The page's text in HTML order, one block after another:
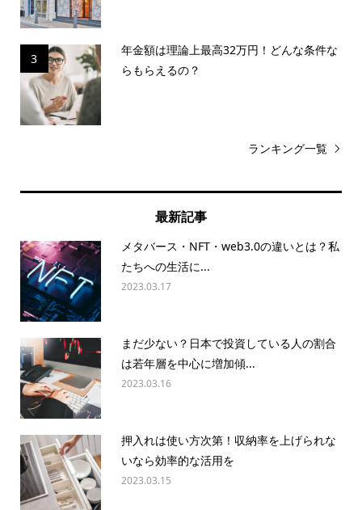
3
年金額は理論上最高32万円！どんな条件な
らもらえるの？
ランキング一覧
最新記事
メタバース・NFT・web3.0の違いとは？私
たちへの生活に...
2023.03.17
まだ少ない？日本で投資している人の割合
は若年層を中心に増加傾...
2023.03.16
押入れは使い方次第！収納率を上げられな
いなら効率的な活用を
2023.03.15